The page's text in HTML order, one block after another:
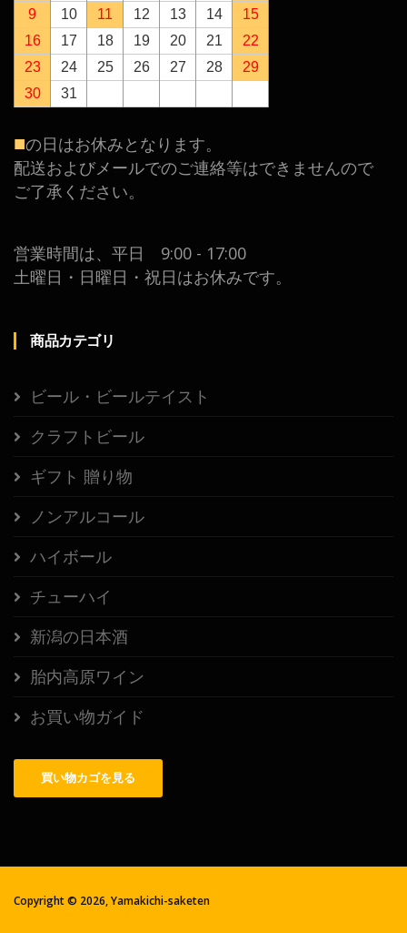
9
10 11 12 13 14
15
16
17 18 19 20 21
22
23
24 25 26 27 28
29
30
31
■の日はお休みとなります。
配送およびメールでのご連絡等はできませんので
ご了承ください。
営業時間は、平日 9:00 - 17:00
土曜日・日曜日・祝日はお休みです。
商品カテゴリ
ビール・ビールテイスト
クラフトビール
ギフト 贈り物
ノンアルコール
ハイボール
チューハイ
新潟の日本酒
胎内高原ワイン
お買い物ガイド
買い物カゴを見る
Copyright © 2026,Yamakichi-saketen